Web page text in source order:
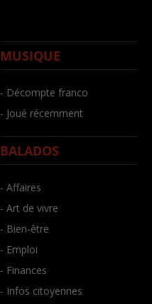
MUSIQUE
- Décompte franco
- Joué récemment
BALADOS
- Affaires
- Art de vivre
- Bien-être
- Emploi
- Finances
- Infos citoyennes